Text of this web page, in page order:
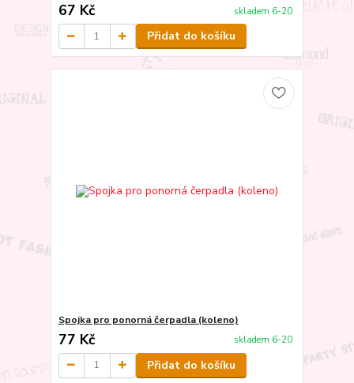
67 Kč skladem 6-20
Přidat do košíku
Spojka pro ponorná čerpadla (koleno)
77 Kč skladem 6-20
Přidat do košíku